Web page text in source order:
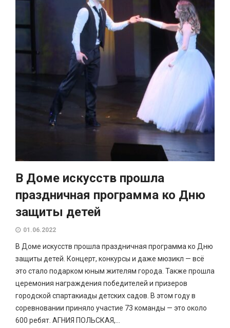
В Доме искусств прошла
праздничная программа ко Дню
защиты детей
01.06.2022
В Доме искусств прошла праздничная программа ко Дню
защиты детей. Концерт, конкурсы и даже мюзикл — всё
это стало подарком юным жителям города. Также прошла
церемония награждения победителей и призеров
городской спартакиады детских садов. В этом году в
соревновании приняло участие 73 команды — это около
600 ребят. АГНИЯ ПОЛЬСКАЯ,...